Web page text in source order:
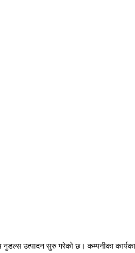
उत्पादन सुरु गरेको छ। कम्पनीका